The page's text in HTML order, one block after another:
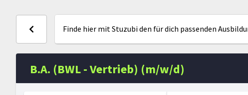
Finde hier mit Stuzubi den für dich passenden
B.A. (BWL - Vertrieb) (m/w/d)